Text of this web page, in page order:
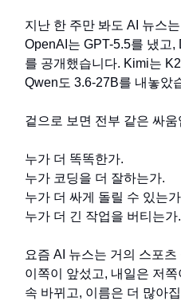
지난 한 주만 봐도 AI 뉴스
OpenAI는 GPT-5.5를 냈고
를 공개했습니다. Kimi는
Qwen도 3.6-27B를 내놓았
겉으로 보면 전부 같은 싸움
누가 더 똑똑한가.
누가 코딩을 더 잘하는가.
누가 더 싸게 돌릴 수 있는
누가 더 긴 작업을 버티는가.
요즘 AI 뉴스는 거의 스포
이쪽이 앞섰고, 내일은 저
속 바뀌고, 이름은 더 많아